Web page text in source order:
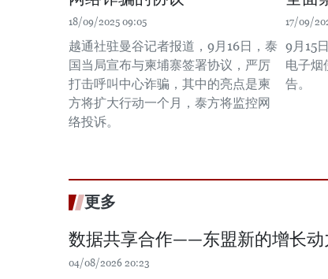
18/09/2025 09:05
越通社驻曼谷记者报道，9月16日，泰
国当局宣布与柬埔寨签署协议，严厉
打击呼叫中心诈骗，其中的亮点是柬
方将扩大行动一个月，泰方将监控网
络投诉。
17/09/
9月15
电子烟
告。
更多
数据共享合作——东盟新的增长动
04/08/2026 20:23